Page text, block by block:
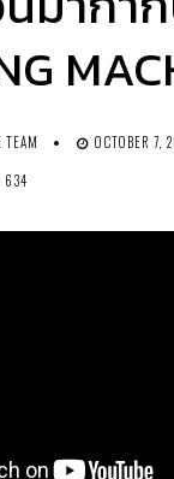
OCTOBER 7,
634